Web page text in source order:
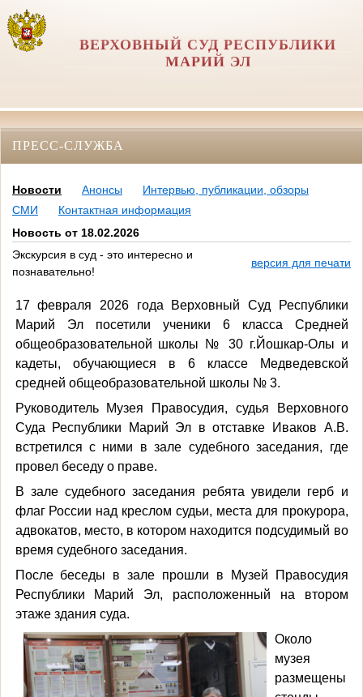
ВЕРХОВНЫЙ СУД РЕСПУБЛИКИ
МАРИЙ ЭЛ
ПРЕСС-СЛУЖБА
Новости Анонсы
Интервью, публикации, обзоры
СМИ
Контактная информация
Новость от 18.02.2026
Экскурсия в суд - это интересно и
познавательно!
версия для печати
17 февраля 2026 года Верховный Суд Республики
Марий Эл посетили ученики 6 класса Средней
общеобразовательной школы № 30 г.Йошкар-Олы и
кадеты, обучающиеся в 6 классе Медведевской
средней общеобразовательной школы № 3.
Руководитель Музея Правосудия, судья Верховного
Суда Республики Марий Эл в отставке Иваков А.В.
встретился с ними в зале судебного заседания, где
провел беседу о праве.
В зале судебного заседания ребята увидели герб и
флаг России над креслом судьи, места для прокурора,
адвокатов, место, в котором находится подсудимый во
время судебного заседания.
После беседы в зале прошли в Музей Правосудия
Республики Марий Эл, расположенный на втором
этаже здания суда.
Около
музея
размещены